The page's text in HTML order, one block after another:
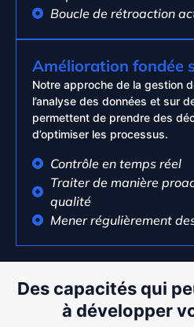
Boucle de rétroaction
Amélioration fondée
Notre approche de la gestion
l’analyse des données et sur
permettent de prendre des
d’optimiser les processus.
Contrôle en temps réel
Traiter de manière
qualité
Mener régulièrement
Des capacités qui
à développer